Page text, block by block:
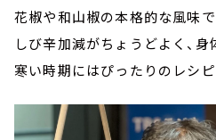
花椒や和山椒の本格的な風味で
しび辛加減がちょうどよく、身
寒い時期にはぴったりのレシピ